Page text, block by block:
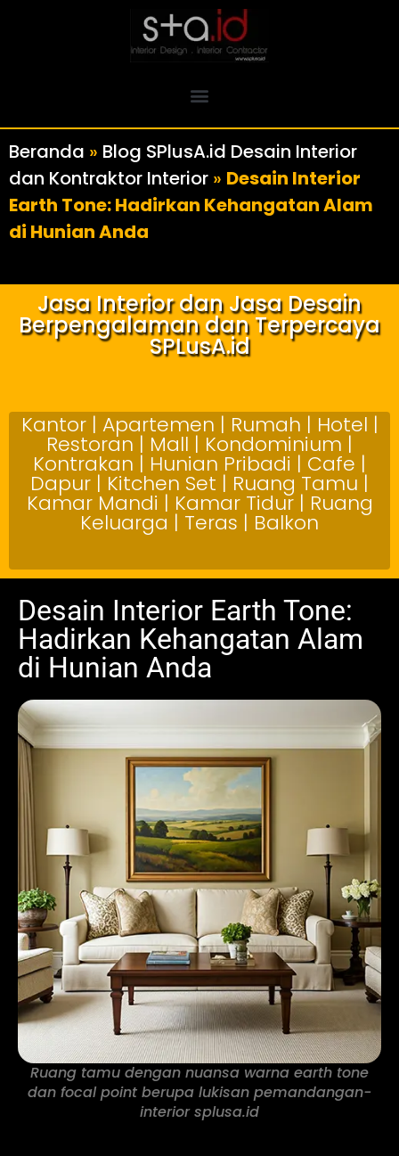
Beranda » Blog SPlusA.id Desain Interior
dan Kontraktor Interior » Desain Interior
Earth Tone: Hadirkan Kehangatan Alam
di Hunian Anda
Jasa Interior dan Jasa Desain
Berpengalaman dan Terpercaya
SPLusA.id
Kantor | Apartemen | Rumah | Hotel |
Restoran | Mall | Kondominium |
Kontrakan | Hunian Pribadi | Cafe |
Dapur | Kitchen Set | Ruang Tamu |
Kamar Mandi | Kamar Tidur | Ruang
Keluarga | Teras | Balkon
Desain Interior Earth Tone:
Hadirkan Kehangatan Alam
di Hunian Anda
Ruang tamu dengan nuansa warna earth tone
dan focal point berupa lukisan pemandangan-
interior splusa.id